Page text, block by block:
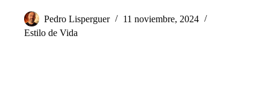
Pedro Lisperguer
11 noviembre, 2024
Estilo de Vida